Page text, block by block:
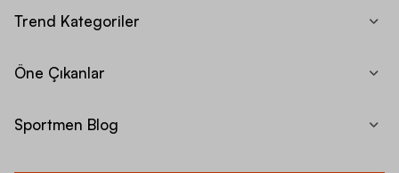
Trend Kategoriler
Öne Çıkanlar
Sportmen Blog